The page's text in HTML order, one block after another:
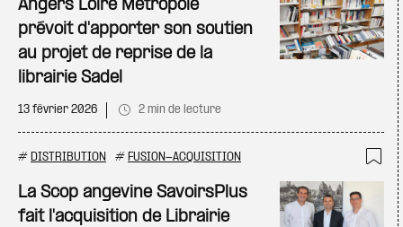
Angers Loire Métropole
prévoit d'apporter son soutien
au projet de reprise de la
librairie Sadel
13 février 2026 2 min de lecture
# DISTRIBUTION # FUSION-ACQUISITION
La Scop angevine SavoirsPlus
fait l'acquisition de Librairie